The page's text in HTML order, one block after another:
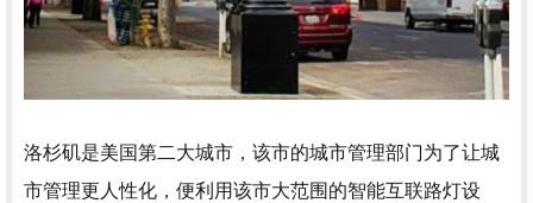
洛杉矶是美国第二大城市，该市的城市管理部门为了让城
市管理更人性化，便利用该市大范围的智能互联路灯设